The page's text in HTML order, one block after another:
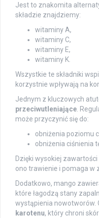
Jest to znakomita
składzie znajdziemy:
witaminy A,
witaminy C,
witaminy E,
witaminy K.
Wszystkie te składniki
korzystnie wpływają na
Jednym z kluczowych
przeciwutleniające .
może przyczynić się do:
obniżenia poziomu
obniżenia ciśnienia
Dzięki wysokiej zawartości
ono trawienie i pomaga w
Dodatkowo, mango
które łagodzą stany
wystąpienia nowotworów.
karotenu, który chroni